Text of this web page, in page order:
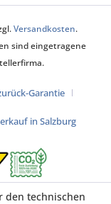
Versandkosten.
sind eingetragene
Garantie
in Salzburg
den technischen